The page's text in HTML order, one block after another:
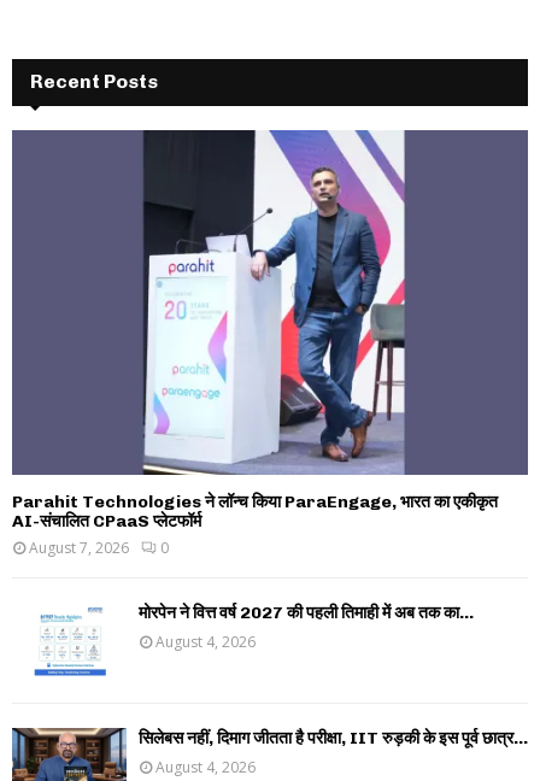
Recent Posts
Parahit Technologies ने लॉन्च किया ParaEngage, भारत का एकीकृत
AI-संचालित CPaaS प्लेटफॉर्म
August 7, 2026
0
मोरपेन ने वित्त वर्ष 2027 की पहली तिमाही में अब तक का...
August 4, 2026
सिलेबस नहीं, दिमाग जीतता है परीक्षा, IIT रुड़की के इस पूर्व छात्र...
August 4, 2026